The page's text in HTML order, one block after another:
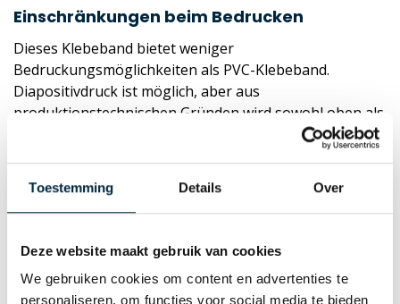
Toestemming Details Over
Deze website maakt gebruik van cookies
We gebruiken cookies om content en advertenties te
personaliseren, om functies voor social media te bieden
Einschränkungen beim Bedrucken
Dieses Klebeband bietet weniger
Bedruckungsmöglichkeiten als PVC-Klebeband.
Diapositivdruck ist möglich, aber aus
produktionstechnischen Gründen wird sowohl oben als
auch unten ein weißer Rand von zwei Millimetern
Betracht ziehen.
Entdecken Sie unserenWebshop oder nehmen Sie
Kontaktzu uns auf, wenn Sie Fragen haben oder ein